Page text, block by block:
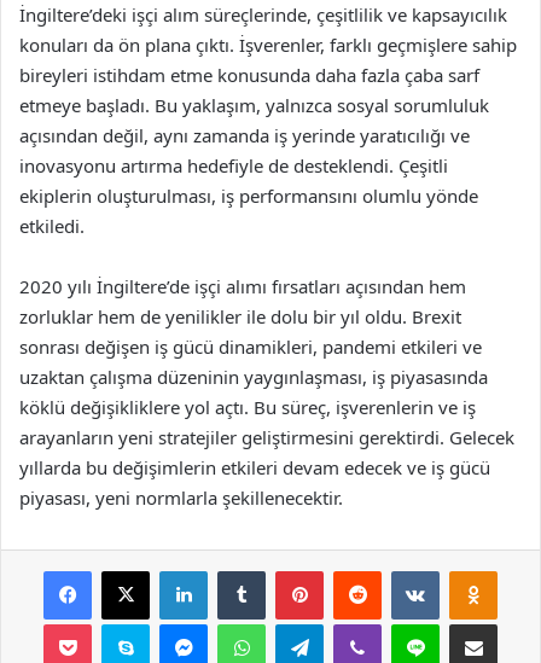
İngiltere’deki işçi alım süreçlerinde, çeşitlilik ve kapsayıcılık
konuları da ön plana çıktı. İşverenler, farklı geçmişlere sahip
bireyleri istihdam etme konusunda daha fazla çaba sarf
etmeye başladı. Bu yaklaşım, yalnızca sosyal sorumluluk
açısından değil, aynı zamanda iş yerinde yaratıcılığı ve
inovasyonu artırma hedefiyle de desteklendi. Çeşitli
ekiplerin oluşturulması, iş performansını olumlu yönde
etkiledi.
2020 yılı İngiltere’de işçi alımı fırsatları açısından hem
zorluklar hem de yenilikler ile dolu bir yıl oldu. Brexit
sonrası değişen iş gücü dinamikleri, pandemi etkileri ve
uzaktan çalışma düzeninin yaygınlaşması, iş piyasasında
köklü değişikliklere yol açtı. Bu süreç, işverenlerin ve iş
arayanların yeni stratejiler geliştirmesini gerektirdi. Gelecek
yıllarda bu değişimlerin etkileri devam edecek ve iş gücü
piyasası, yeni normlarla şekillenecektir.
Facebook
X LinkedInTumblr PinterestReddit VKontakte
Pocket Skype MessengerWhatsAppTelegramViber Line E-Posta ile